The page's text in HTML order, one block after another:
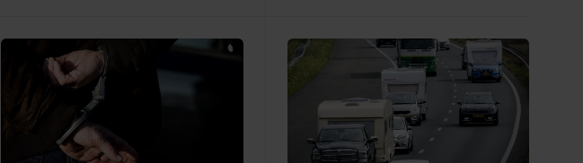
politiewoordvoerder.